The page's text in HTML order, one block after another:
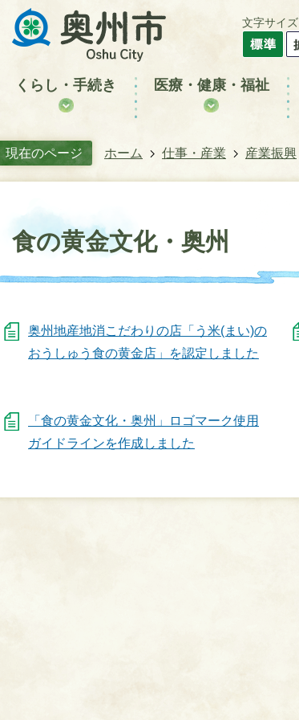
文字サイズ
くらし・手続き 医療・健康・福祉
現在のページ ホーム 仕事・産業 産業振興
食の黄金文化・奥州
奥州地産地消こだわりの店「う米(まい)の
おうしゅう食の黄金店」を認定しました
「食の黄金文化・奥州」ロゴマーク使用
ガイドラインを作成しました